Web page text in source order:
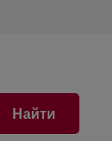
Найти